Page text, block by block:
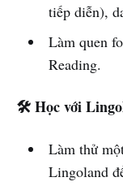
tiếp diễn),
Làm quen
Reading.
🛠️ Học với
Làm thử
Lingoland